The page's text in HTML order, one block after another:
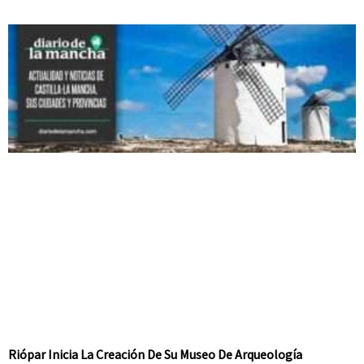
Riópar Inicia La Creación De Su Museo De Arqueología